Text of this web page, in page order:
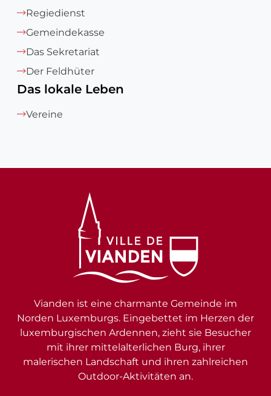
Regiedienst
Gemeindekasse
Das Sekretariat
Der Feldhüter
Das lokale Leben
Vereine
Vianden ist eine charmante Gemeinde im
Norden Luxemburgs. Eingebettet im Herzen der
luxemburgischen Ardennen, zieht sie Besucher
mit ihrer mittelalterlichen Burg, ihrer
malerischen Landschaft und ihren zahlreichen
Outdoor-Aktivitäten an.